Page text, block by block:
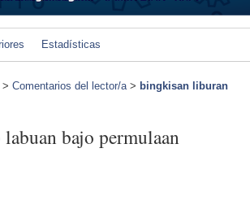
Estadísticas
> Comentarios del lector/a> bingkisan liburan
bajo permulaan